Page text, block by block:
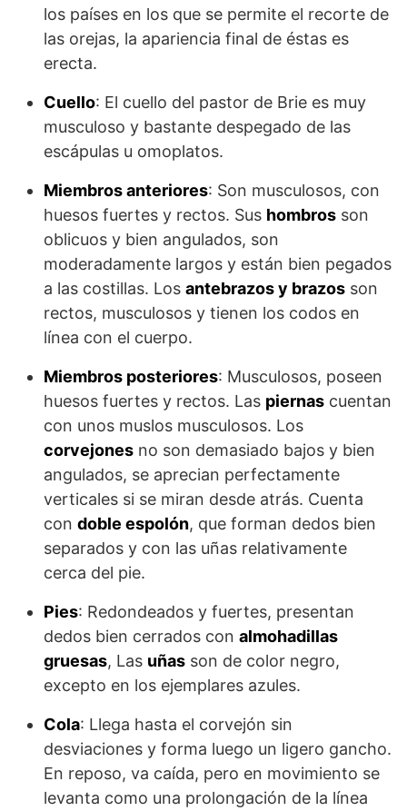
los países en los que se permite el recorte de
las orejas, la apariencia final de éstas es
erecta.
Cuello: El cuello del pastor de Brie es muy
musculoso y bastante despegado de las
escápulas u omoplatos.
Miembros anteriores: Son musculosos, con
huesos fuertes y rectos. Sus hombros son
oblicuos y bien angulados, son
moderadamente largos y están bien pegados
a las costillas. Los antebrazos y brazos son
rectos, musculosos y tienen los codos en
línea con el cuerpo.
Miembros posteriores: Musculosos, poseen
huesos fuertes y rectos. Las piernas cuentan
con unos muslos musculosos. Los
corvejones no son demasiado bajos y bien
angulados, se aprecian perfectamente
verticales si se miran desde atrás. Cuenta
con doble espolón, que forman dedos bien
separados y con las uñas relativamente
cerca del pie.
Pies: Redondeados y fuertes, presentan
dedos bien cerrados con almohadillas
gruesas, Las uñas son de color negro,
excepto en los ejemplares azules.
Cola: Llega hasta el corvejón sin
desviaciones y forma luego un ligero gancho.
En reposo, va caída, pero en movimiento se
levanta como una prolongación de la línea